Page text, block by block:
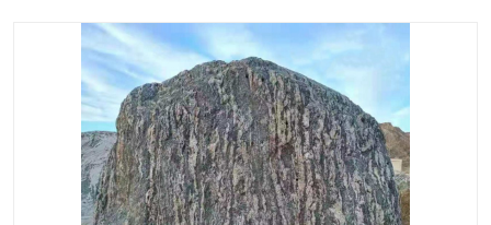
门牌石 奠基石
黄蜡石 大型石雕
人物雕塑 异型石材
石雕狮子 刻字石